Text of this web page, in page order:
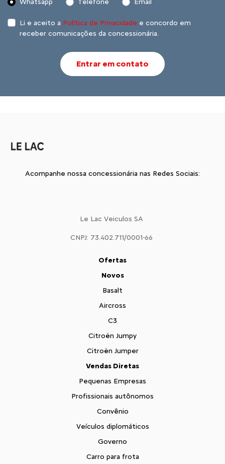
Whatsapp Telefone Email
Li e aceito a Política de Privacidade e concordo em
receber comunicações da concessionária.
Entrar em contato
Acompanhe nossa concessionária nas Redes Sociais:
Le Lac Veiculos SA
CNPJ: 73.402.711/0001-66
Ofertas
Novos
Basalt
Aircross
C3
Citroën Jumpy
Citroën Jumper
Vendas Diretas
Pequenas Empresas
Profissionais autônomos
Convênio
Veículos diplomáticos
Governo
Carro para frota